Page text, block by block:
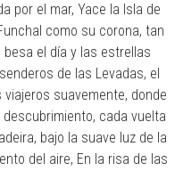
por el mar, Yace la Isla de
como su corona, tan
besa el día y las estrellas
de las Levadas, el
suavemente, donde
cada vuelta
bajo la suave luz de la
del aire, En la risa de las